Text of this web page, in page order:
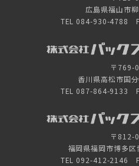
広島県福山市
TEL 084-930-4788
〒769-
香川県高松市国
TEL 087-864-9133
〒812-
福岡県福岡市博多
TEL 092-412-2146